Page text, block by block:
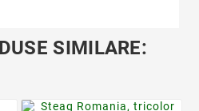
SIMILARE: